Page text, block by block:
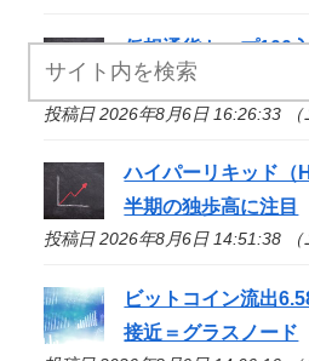
仮想通貨トップ100
CryptoRank
投稿日 2026年8月6日 16:26:33 （
ハイパーリキッド（
半期の独歩高に注目
投稿日 2026年8月6日 14:51:38 （
ビットコイン流出
接近＝グラスノード